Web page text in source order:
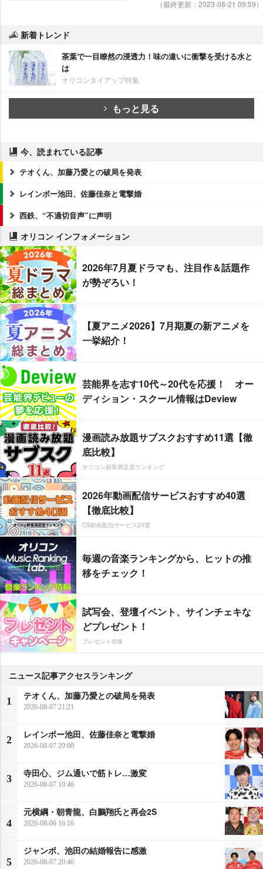
（最終更新：2023-08-21 09:59）
新着トレンド
茶葉で一目瞭然の浸透力！味の違いに衝撃を受ける水と
は
オリコンタイアップ特集
もっと見る
今、読まれている記事
テオくん、加藤乃愛との破局を発表
レインボー池田、佐藤佳奈と電撃婚
西鉄、“不適切音声”に声明
オリコン インフォメーション
2026年7月夏ドラマも、注目作＆話題作
が勢ぞろい！
【夏アニメ2026】7月期夏の新アニメを
一挙紹介！
芸能界を志す10代～20代を応援！ オー
ディション・スクール情報はDeview
漫画読み放題サブスクおすすめ11選【徹
底比較】
オリコン顧客満足度ランキング
2026年動画配信サービスおすすめ40選
【徹底比較】
CS動画配信サービス20選
毎週の音楽ランキングから、ヒットの推
移をチェック！
試写会、登壇イベント、サインチェキな
どプレゼント！
プレゼント特集
ニュース記事アクセスランキング
1
テオくん、加藤乃愛との破局を発表
2026-08-07 21:21
2
レインボー池田、佐藤佳奈と電撃婚
2026-08-07 20:00
3
寺田心、ジム通いで筋トレ…激変
2026-08-07 10:46
4
元横綱・朝青龍、白鵬翔氏と再会2S
2026-08-06 16:16
5
ジャンボ、池田の結婚報告に感激
2026-08-07 20:46